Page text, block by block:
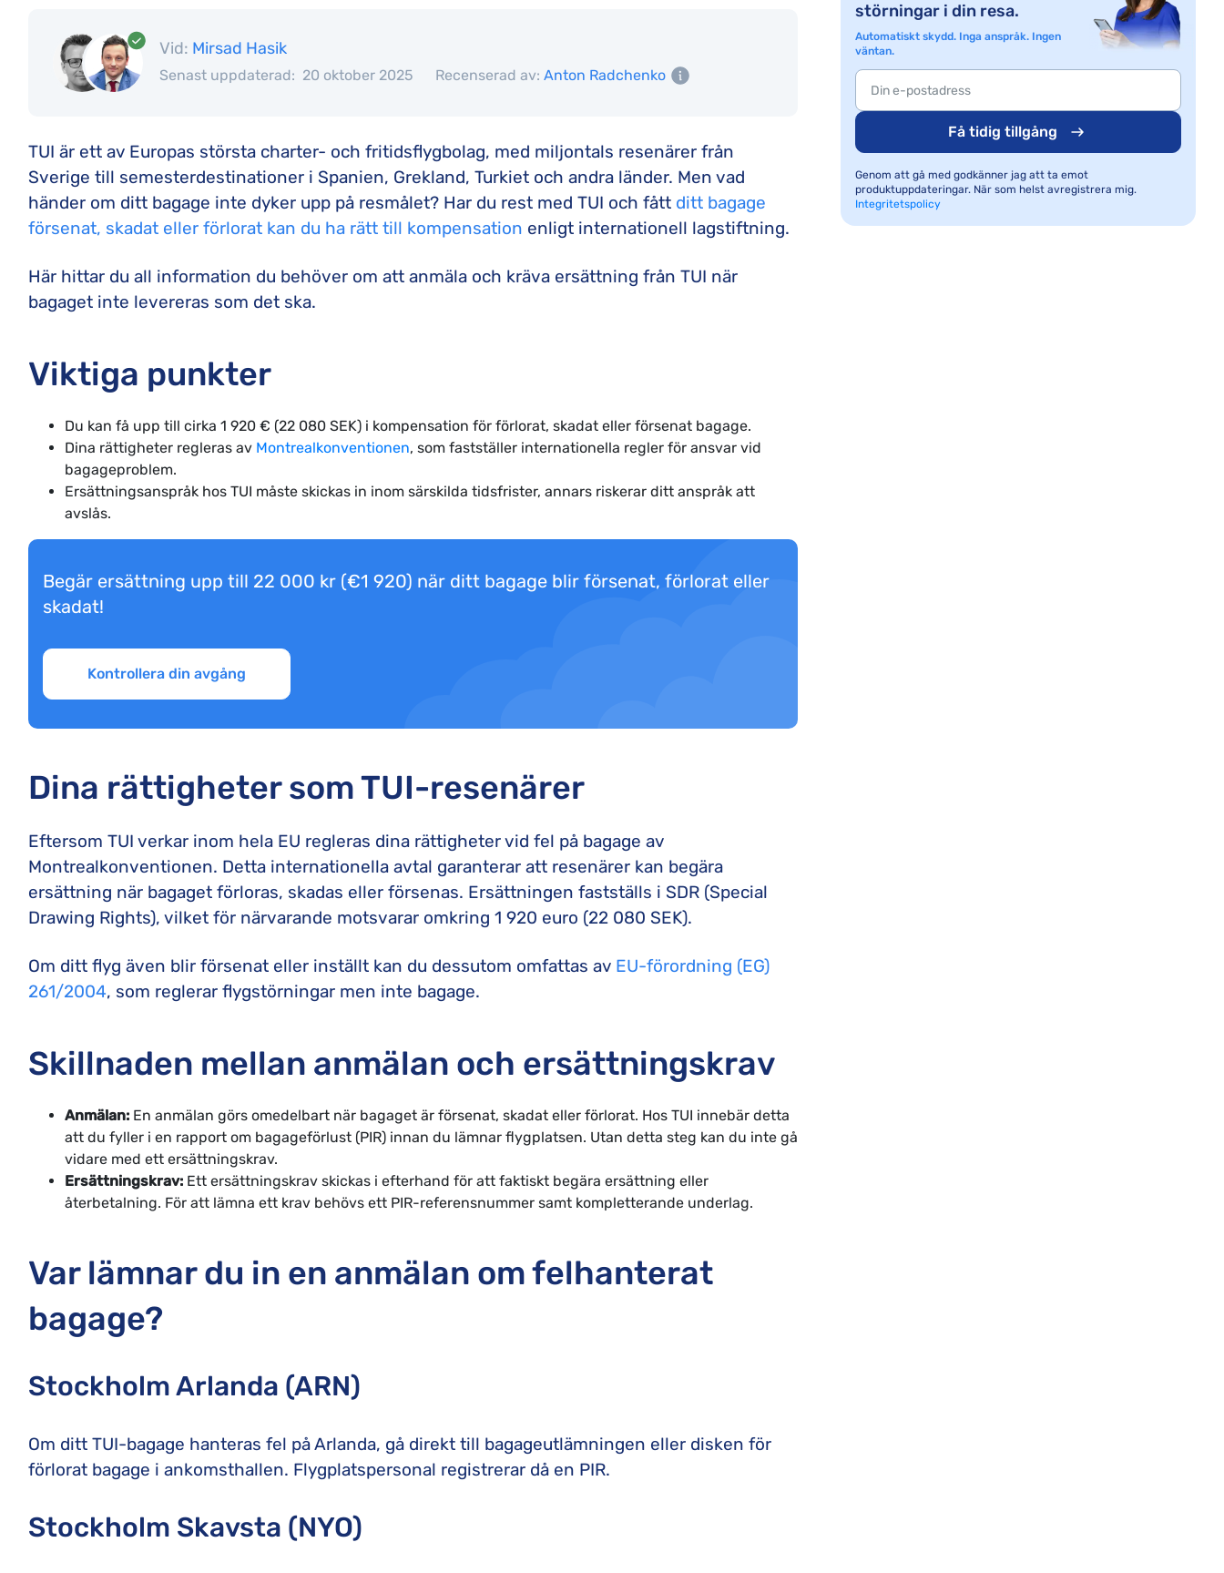
Vid: Mirsad Hasik
Senast uppdaterad: 20 oktober 2025 Recenserad av: Anton Radchenko
TUI är ett av Europas största charter- och fritidsflygbolag, med miljontals resenärer från
Sverige till semesterdestinationer i Spanien, Grekland, Turkiet och andra länder. Men vad
händer om ditt bagage inte dyker upp på resmålet? Har du rest med TUI och fått ditt bagage
försenat, skadat eller förlorat kan du ha rätt till kompensation enligt internationell lagstiftning.
Här hittar du all information du behöver om att anmäla och kräva ersättning från TUI när
bagaget inte levereras som det ska.
Viktiga punkter
Du kan få upp till cirka 1 920 € (22 080 SEK) i kompensation för förlorat, skadat eller försenat bagage.
Dina rättigheter regleras av Montrealkonventionen, som fastställer internationella regler för ansvar vid
bagageproblem.
Ersättningsanspråk hos TUI måste skickas in inom särskilda tidsfrister, annars riskerar ditt anspråk att
avslås.
Begär ersättning upp till 22 000 kr (€1 920) när ditt bagage blir försenat, förlorat eller
skadat!
Kontrollera din avgång
Dina rättigheter som TUI-resenärer
Eftersom TUI verkar inom hela EU regleras dina rättigheter vid fel på bagage av
Montrealkonventionen. Detta internationella avtal garanterar att resenärer kan begära
ersättning när bagaget förloras, skadas eller försenas. Ersättningen fastställs i SDR (Special
Drawing Rights), vilket för närvarande motsvarar omkring 1 920 euro (22 080 SEK).
Om ditt flyg även blir försenat eller inställt kan du dessutom omfattas av EU-förordning (EG)
261/2004, som reglerar flygstörningar men inte bagage.
Skillnaden mellan anmälan och ersättningskrav
Anmälan: En anmälan görs omedelbart när bagaget är försenat, skadat eller förlorat. Hos TUI innebär detta
att du fyller i en rapport om bagageförlust (PIR) innan du lämnar flygplatsen. Utan detta steg kan du inte gå
vidare med ett ersättningskrav.
Ersättningskrav: Ett ersättningskrav skickas i efterhand för att faktiskt begära ersättning eller
återbetalning. För att lämna ett krav behövs ett PIR-referensnummer samt kompletterande underlag.
Var lämnar du in en anmälan om felhanterat
bagage?
Stockholm Arlanda (ARN)
Om ditt TUI-bagage hanteras fel på Arlanda, gå direkt till bagageutlämningen eller disken för
förlorat bagage i ankomsthallen. Flygplatspersonal registrerar då en PIR.
Stockholm Skavsta (NYO)
störningar i din resa.
Automatiskt skydd. Inga anspråk. Ingen
väntan.
Få tidig tillgång
Genom att gå med godkänner jag att ta emot
produktuppdateringar. När som helst avregistrera mig.
Integritetspolicy